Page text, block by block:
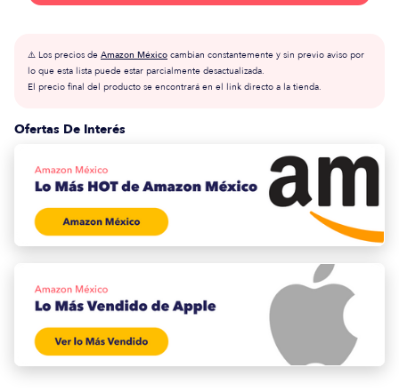
⚠️ Los precios de Amazon México cambian constantemente y sin previo aviso por
lo que esta lista puede estar parcialmente desactualizada.
El precio final del producto se encontrará en el link directo a la tienda.
Ofertas De Interés